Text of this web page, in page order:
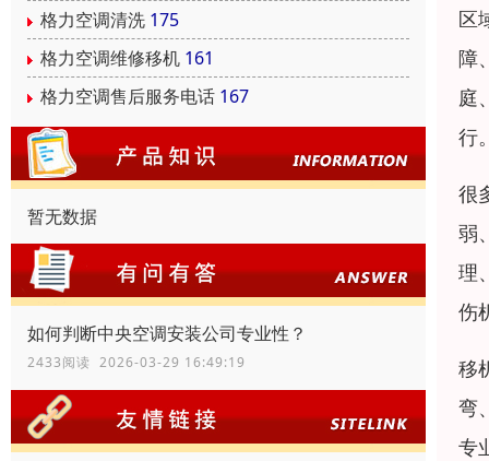
格力空调清洗 175
格力空调维修移机 161
格力空调售后服务电话 167
暂无数据
如何判断中央空调安装公司专业性？
2433阅读 2026-03-29 16:49:19
区
障
庭
行
很
弱
理
伤
移
弯
专